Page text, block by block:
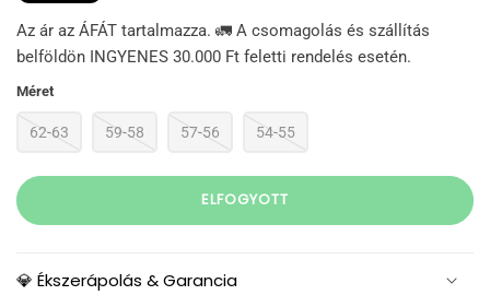
Az ár az ÁFÁT tartalmazza. 🚛 A csomagolás és szállítás
belföldön INGYENES 30.000 Ft feletti rendelés esetén.
Méret
62-63 59-58 57-56 54-55
ELFOGYOTT
💎 Ékszerápolás & Garancia